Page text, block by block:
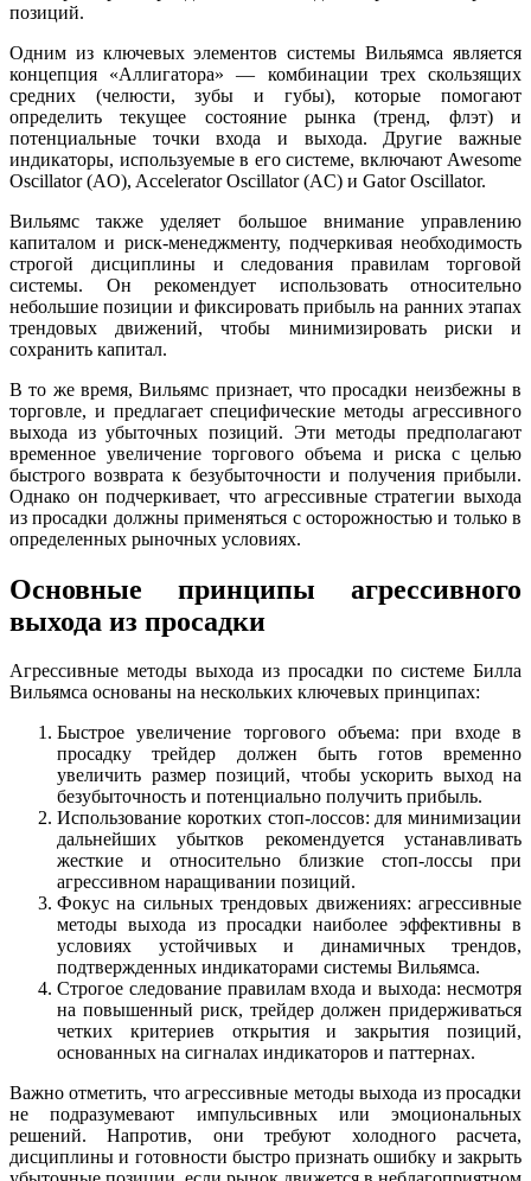
позиций.
Одним из ключевых элементов системы Вильямса является
концепция «Аллигатора» — комбинации трех скользящих
средних (челюсти, зубы и губы), которые помогают
определить текущее состояние рынка (тренд, флэт) и
потенциальные точки входа и выхода. Другие важные
индикаторы, используемые в его системе, включают Awesome
Oscillator (AO), Accelerator Oscillator (AC) и Gator Oscillator.
Вильямс также уделяет большое внимание управлению
капиталом и риск-менеджменту, подчеркивая необходимость
строгой дисциплины и следования правилам торговой
системы. Он рекомендует использовать относительно
небольшие позиции и фиксировать прибыль на ранних этапах
трендовых движений, чтобы минимизировать риски и
сохранить капитал.
В то же время, Вильямс признает, что просадки неизбежны в
торговле, и предлагает специфические методы агрессивного
выхода из убыточных позиций. Эти методы предполагают
временное увеличение торгового объема и риска с целью
быстрого возврата к безубыточности и получения прибыли.
Однако он подчеркивает, что агрессивные стратегии выхода
из просадки должны применяться с осторожностью и только в
определенных рыночных условиях.
Основные принципы агрессивного
выхода из просадки
Агрессивные методы выхода из просадки по системе Билла
Вильямса основаны на нескольких ключевых принципах:
Быстрое увеличение торгового объема: при входе в
просадку трейдер должен быть готов временно
увеличить размер позиций, чтобы ускорить выход на
безубыточность и потенциально получить прибыль.
Использование коротких стоп-лоссов: для минимизации
дальнейших убытков рекомендуется устанавливать
жесткие и относительно близкие стоп-лоссы при
агрессивном наращивании позиций.
Фокус на сильных трендовых движениях: агрессивные
методы выхода из просадки наиболее эффективны в
условиях устойчивых и динамичных трендов,
подтвержденных индикаторами системы Вильямса.
Строгое следование правилам входа и выхода: несмотря
на повышенный риск, трейдер должен придерживаться
четких критериев открытия и закрытия позиций,
основанных на сигналах индикаторов и паттернах.
Важно отметить, что агрессивные методы выхода из просадки
не подразумевают импульсивных или эмоциональных
решений. Напротив, они требуют холодного расчета,
дисциплины и готовности быстро признать ошибку и закрыть